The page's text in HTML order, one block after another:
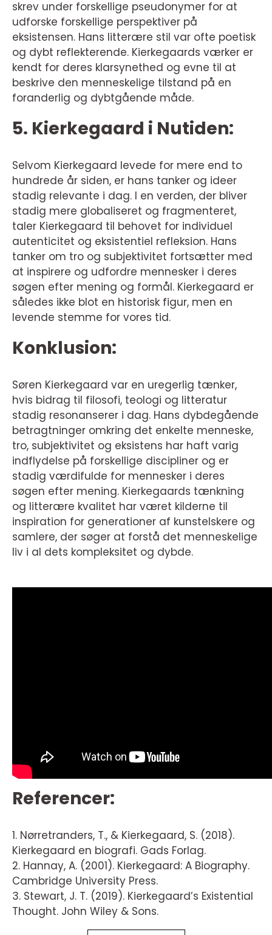
skrev under forskellige pseudonymer for at
udforske forskellige perspektiver på
eksistensen. Hans litterære stil var ofte poetisk
og dybt reflekterende. Kierkegaards værker er
kendt for deres klarsynethed og evne til at
beskrive den menneskelige tilstand på en
foranderlig og dybtgående måde.
5. Kierkegaard i Nutiden:
Selvom Kierkegaard levede for mere end to
hundrede år siden, er hans tanker og ideer
stadig relevante i dag. I en verden, der bliver
stadig mere globaliseret og fragmenteret,
taler Kierkegaard til behovet for individuel
autenticitet og eksistentiel refleksion. Hans
tanker om tro og subjektivitet fortsætter med
at inspirere og udfordre mennesker i deres
søgen efter mening og formål. Kierkegaard er
således ikke blot en historisk figur, men en
levende stemme for vores tid.
Konklusion:
Søren Kierkegaard var en uregerlig tænker,
hvis bidrag til filosofi, teologi og litteratur
stadig resonanserer i dag. Hans dybdegående
betragtninger omkring det enkelte menneske,
tro, subjektivitet og eksistens har haft varig
indflydelse på forskellige discipliner og er
stadig værdifulde for mennesker i deres
søgen efter mening. Kierkegaards tænkning
og litterære kvalitet har været kilderne til
inspiration for generationer af kunstelskere og
samlere, der søger at forstå det menneskelige
liv i al dets kompleksitet og dybde.
Referencer:
1. Nørretranders, T., & Kierkegaard, S. (2018).
Kierkegaard en biografi. Gads Forlag.
2. Hannay, A. (2001). Kierkegaard: A Biography.
Cambridge University Press.
3. Stewart, J. T. (2019). Kierkegaard’s Existential
Thought. John Wiley & Sons.